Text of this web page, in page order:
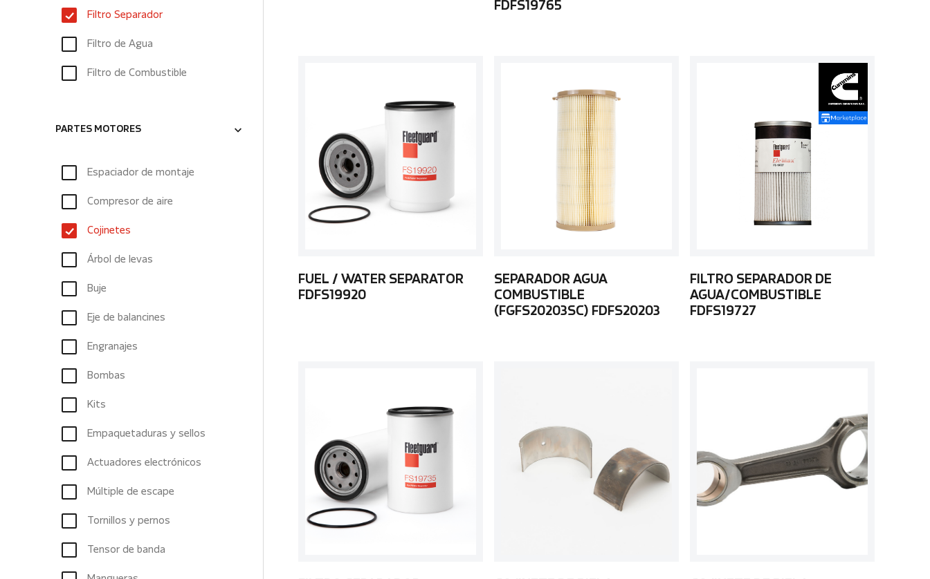
Filtro Separador
Filtro de Agua
Filtro de Combustible
PARTES MOTORES
Espaciador de montaje
Compresor de aire
Cojinetes
Árbol de levas
Buje
Eje de balancines
Engranajes
Bombas
Kits
Empaquetaduras y sellos
Actuadores electrónicos
Múltiple de escape
Tornillos y pernos
Tensor de banda
FDFS19765
FUEL / WATER SEPARATOR
FDFS19920
SEPARADOR AGUA
COMBUSTIBLE
(FGFS20203SC) FDFS20203
FILTRO SEPARADOR DE
AGUA/COMBUSTIBLE
FDFS19727